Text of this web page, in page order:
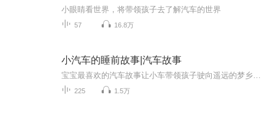
小眼睛看世界，将带领孩子去了解汽车的世界
57 16.8万
小汽车的睡前故事|汽车故事
225 1.5万